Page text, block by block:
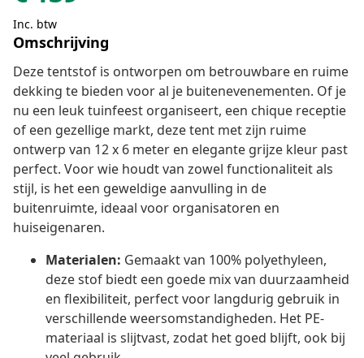
Inc. btw
Omschrijving
Deze tentstof is ontworpen om betrouwbare en ruime
dekking te bieden voor al je buitenevenementen. Of je
nu een leuk tuinfeest organiseert, een chique receptie
of een gezellige markt, deze tent met zijn ruime
ontwerp van 12 x 6 meter en elegante grijze kleur past
perfect. Voor wie houdt van zowel functionaliteit als
stijl, is het een geweldige aanvulling in de
buitenruimte, ideaal voor organisatoren en
huiseigenaren.
Materialen: Gemaakt van 100% polyethyleen,
deze stof biedt een goede mix van duurzaamheid
en flexibiliteit, perfect voor langdurig gebruik in
verschillende weersomstandigheden. Het PE-
materiaal is slijtvast, zodat het goed blijft, ook bij